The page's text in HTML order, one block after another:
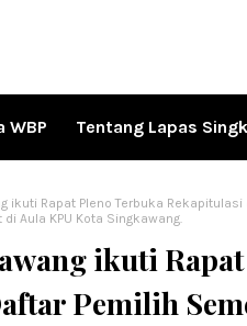
WBP Tentang Lapas
ikuti Rapat Pleno Terbuka
Aula KPU Kota Singkawang.
ikuti
Pemilih